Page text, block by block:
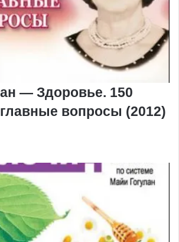
— Здоровье. 150
вопросы (2012)